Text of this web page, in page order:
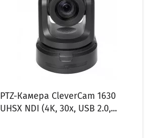
PTZ-Камера CleverCam 1630
UHSX NDI (4K, 30x, USB 2.0,...